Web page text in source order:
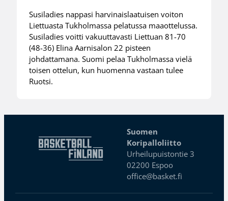
Susiladies nappasi harvinaislaatuisen voiton
Liettuasta Tukholmassa pelatussa maaottelussa.
Susiladies voitti vakuuttavasti Liettuan 81-70
(48-36) Elina Aarnisalon 22 pisteen
johdattamana. Suomi pelaa Tukholmassa vielä
toisen ottelun, kun huomenna vastaan tulee
Ruotsi.
Suomen
Koripalloliitto
Urheilupuistontie 3
02200 Espoo
office@basket.fi